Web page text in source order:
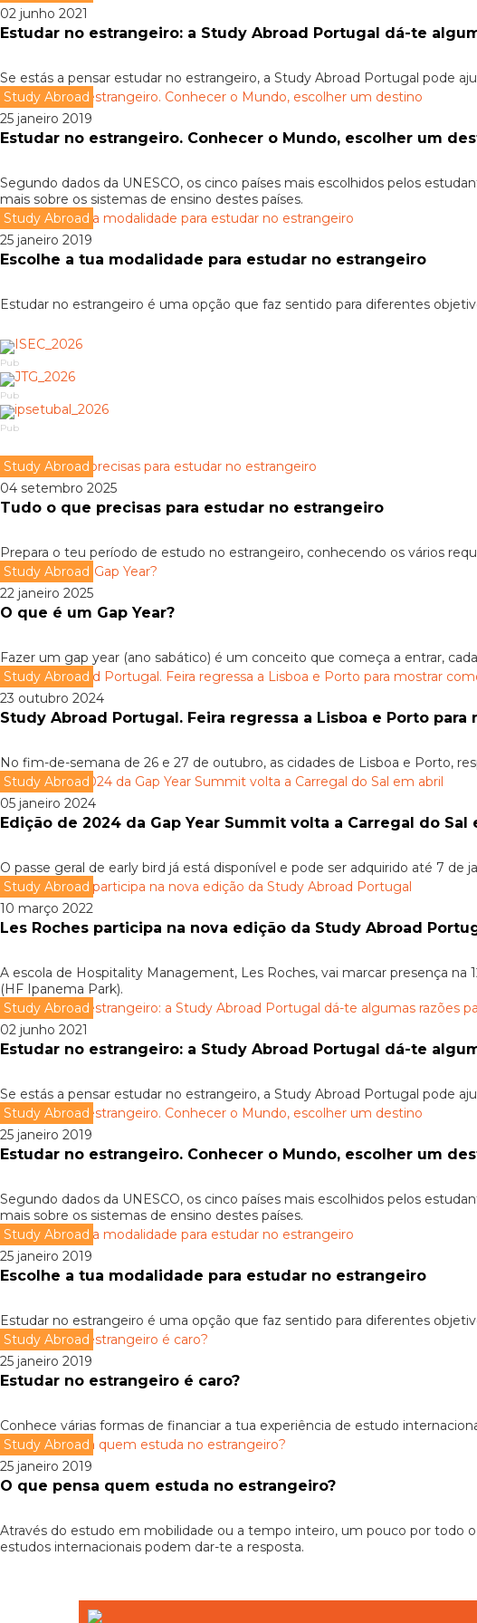
02 junho 2021
Estudar no estrangeiro: a Study Abroad Portugal dá-te
Se estás a pensar estudar no estrangeiro, a Study Abroad Portugal pode
Study Abroad
25 janeiro 2019
Estudar no estrangeiro. Conhecer o Mundo, escolher um
Segundo dados da UNESCO, os cinco países mais escolhidos pelos
mais sobre os sistemas de ensino destes países.
Study Abroad
25 janeiro 2019
Escolhe a tua modalidade para estudar no estrangeiro
Estudar no estrangeiro é uma opção que faz sentido para diferentes
Pub
Pub
Pub
Study Abroad
04 setembro 2025
Tudo o que precisas para estudar no estrangeiro
Prepara o teu período de estudo no estrangeiro, conhecendo os vários
Study Abroad
22 janeiro 2025
O que é um Gap Year?
Fazer um gap year (ano sabático) é um conceito que começa a entrar,
Study Abroad
23 outubro 2024
Study Abroad Portugal. Feira regressa a Lisboa e Porto
No fim-de-semana de 26 e 27 de outubro, as cidades de Lisboa e Porto,
Study Abroad
05 janeiro 2024
Edição de 2024 da Gap Year Summit volta a Carregal do Sal
O passe geral de early bird já está disponível e pode ser adquirido até 7 de
Study Abroad
10 março 2022
Les Roches participa na nova edição da Study Abroad
A escola de Hospitality Management, Les Roches, vai marcar presença na
(HF Ipanema Park).
Study Abroad
02 junho 2021
Estudar no estrangeiro: a Study Abroad Portugal dá-te
Se estás a pensar estudar no estrangeiro, a Study Abroad Portugal pode
Study Abroad
25 janeiro 2019
Estudar no estrangeiro. Conhecer o Mundo, escolher um
Segundo dados da UNESCO, os cinco países mais escolhidos pelos
mais sobre os sistemas de ensino destes países.
Study Abroad
25 janeiro 2019
Escolhe a tua modalidade para estudar no estrangeiro
Estudar no estrangeiro é uma opção que faz sentido para diferentes
Study Abroad
25 janeiro 2019
Estudar no estrangeiro é caro?
Conhece várias formas de financiar a tua experiência de estudo
Study Abroad
25 janeiro 2019
O que pensa quem estuda no estrangeiro?
Através do estudo em mobilidade ou a tempo inteiro, um pouco por todo
estudos internacionais podem dar-te a resposta.